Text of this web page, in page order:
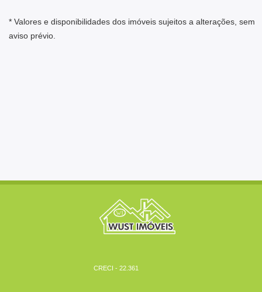
* Valores e disponibilidades dos imóveis sujeitos a alterações, sem
aviso prévio.
CRECI - 22.361